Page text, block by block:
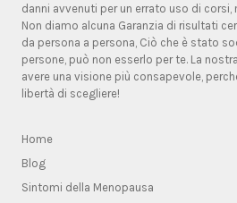
danni avvenuti per un errato uso di
Non diamo alcuna Garanzia di risultati
da persona a persona, Ciò che è stato
persone, può non esserlo per te. La
avere una visione più consapevole,
libertà di scegliere!
Home
Blog
Sintomi della Menopausa